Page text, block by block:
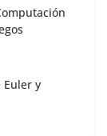
Euler y